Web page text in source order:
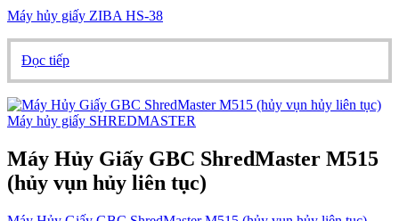
Máy hủy giấy ZIBA HS-38
Đọc tiếp
Máy hủy giấy SHREDMASTER
Máy Hủy Giấy GBC ShredMaster M515
(hủy vụn hủy liên tục)